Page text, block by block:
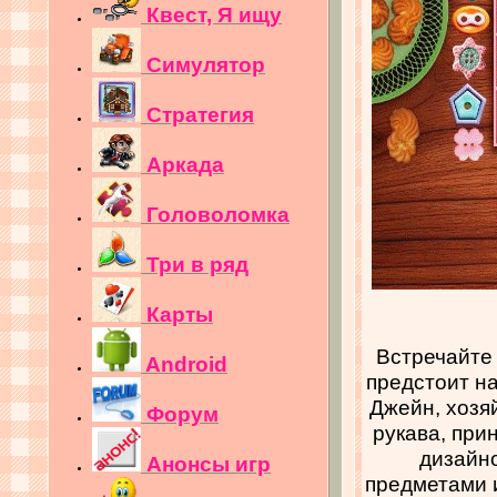
Квест, Я ищу
Симулятор
Стратегия
Аркада
Головоломка
Три в ряд
Карты
Android
Форум
Анонсы игр
предстоит
Джейн,
рукава,
предметами